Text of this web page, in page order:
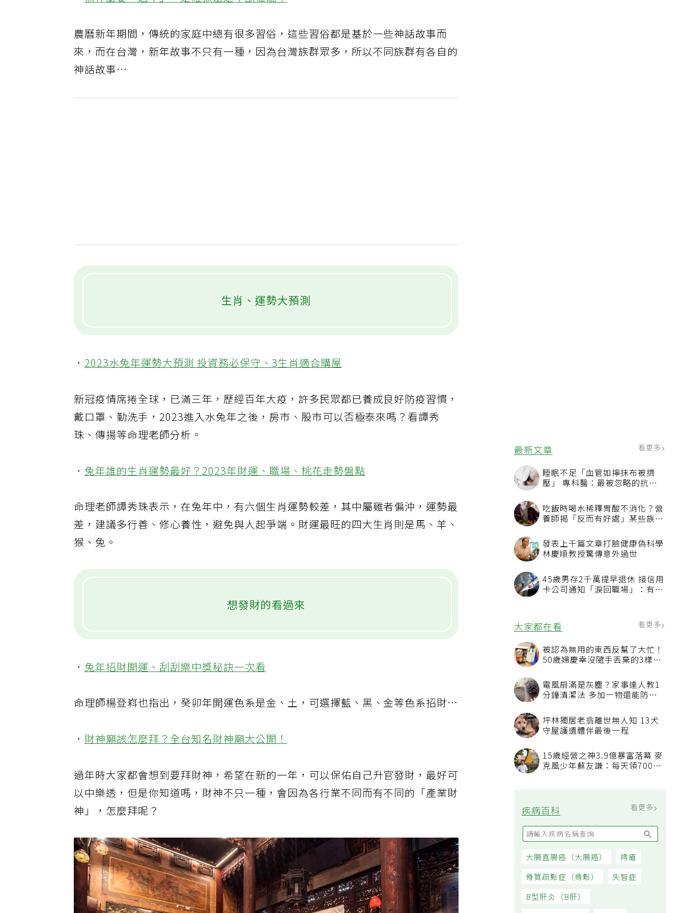
最新文章 看更多
睡眠不足「血管如擰抹布被擠
壓」 專科醫：最被忽略的抗老
吃飯時喝水稀釋胃酸不消化？營
養師揭「反而有好處」某些族群
發表上千篇文章打臉健康偽科學
林慶順教授驚傳意外過世
45歲男存2千萬提早退休 接信用
卡公司通知「淚回職場」：有錢
大家都在看
被認為無用的東西反幫了大忙！
50歲婦慶幸沒隨手丟棄的3樣物
電風扇滿是灰塵？家事達人教1
坪林獨居老翁離世無人知 13犬
守屋護遺體伴最後一程
15歲經營之神3.9億暴富落幕 麥
疾病百科
農曆新年期間，傳統的家庭中總有很多習俗，這些習俗都是基於一些神話故事而
來，而在台灣，新年故事不只有一種，因為台灣族群眾多，所以不同族群有各自的
神話故事…
生肖、運勢大預測
．2023水兔年運勢大預測 投資務必保守、3生肖適合購屋
新冠疫情席捲全球，已滿三年，歷經百年大疫，許多民眾都已養成良好防疫習慣，
戴口罩、勤洗手，2023進入水兔年之後，房市、股市可以否極泰來嗎？看譚秀
珠、傳揚等命理老師分析。
．兔年誰的生肖運勢最好？2023年財運、職場、桃花走勢盤點
命理老師譚秀珠表示，在兔年中，有六個生肖運勢較差，其中屬雞者偏沖，運勢最
差，建議多行善、修心養性，避免與人起爭端。財運最旺的四大生肖則是馬、羊、
猴、兔。
想發財的看過來
．兔年招財開運、刮刮樂中獎秘訣一次看
命理師楊登嵙也指出，癸卯年開運色系是金、土，可選擇藍、黑、金等色系招財…
．財神廟該怎麼拜？全台知名財神廟大公開！
過年時大家都會想到要拜財神，希望在新的一年，可以保佑自己升官發財，最好可
以中樂透，但是你知道嗎，財神不只一種，會因為各行業不同而有不同的「產業財
神」，怎麼拜呢？